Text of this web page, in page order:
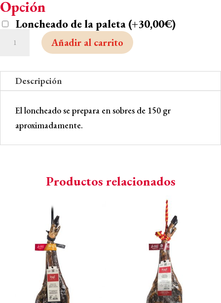
Opción
Loncheado de la paleta (+30,00€)
Cerdo
"1941"
Campaña
cantidad
Añadir al carrito
Descripción
El loncheado se prepara en sobres de 150 gr
aproximadamente.
Productos relacionados